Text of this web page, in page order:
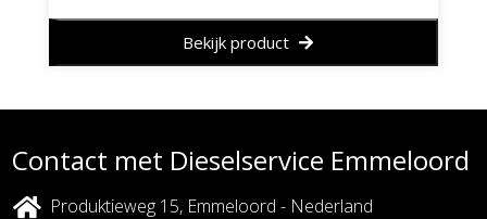
Bekijk product
Contact met Dieselservice Emmeloord
Produktieweg 15, Emmeloord - Nederland